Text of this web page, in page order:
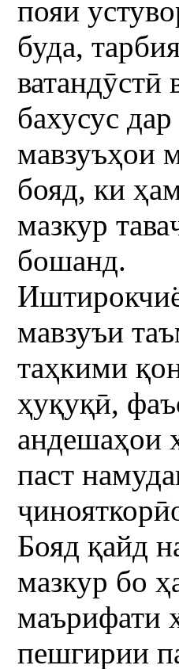
пояи
буда,
ватандӯстӣ
бахусус
мавзуъҳои
бояд, ки
мазкур
бошанд.
мавзуъи
таҳкими
ҳуқуқӣ,
андешаҳои
паст
Бояд қайд
мазкур бо
маърифати
пешгирии